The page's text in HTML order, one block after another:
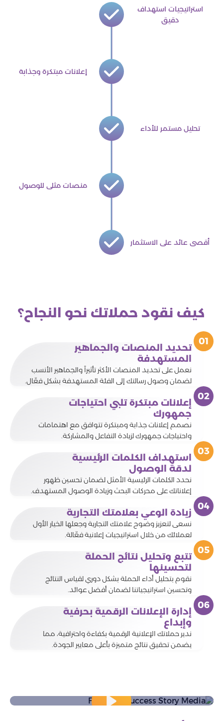
استراتيجيات استهداف
دقيق
إعلانات مبتكرة وجذابة
تحليل مستمر للأداء
منصات مثلى للوصول
أقصى عائد على الاستثمار
كيف نقود حملاتك نحو النجاح؟
تحديد المنصات والجماهير
المستهدفة
نعمل على تحديد المنصات الأكثر تأثيراً والجماهير الأنسب
لضمان وصول رسالتك إلى الفئة المستهدفة بشكل فعّال.
إعلانات مبتكرة تلبي احتياجات
جمهورك
نصمم إعلانات جذابة ومبتكرة تتوافق مع اهتمامات
واحتياجات جمهورك لزيادة التفاعل والمشاركة.
استهداف الكلمات الرئيسية
لدقة الوصول
نحدد الكلمات الرئيسية الأمثل لضمان تحسين ظهور
إعلاناتك على محركات البحث وزيادة الوصول المستهدف.
زيادة الوعي بعلامتك التجارية
نسعى لتعزيز وضوح علامتك التجارية وجعلها الخيار الأول
لعملائك من خلال استراتيجيات إعلانية فعّالة.
تتبع وتحليل نتائج الحملة
لتحسينها
نقوم بتحليل أداء الحملة بشكل دوري لقياس النتائج
وتحسين استراتيجياتنا لضمان أفضل عوائد.
إدارة الإعلانات الرقمية بحرفية
وإبداع
ندير حملاتك الإعلانية الرقمية بكفاءة واحترافية، مما
يضمن تحقيق نتائج متميزة بأعلى معايير الجودة.